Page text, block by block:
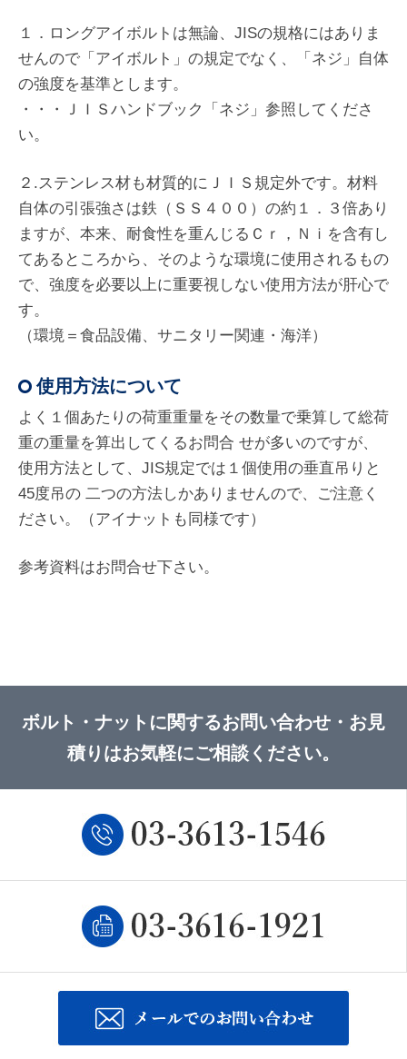
１．ロングアイボルトは無論、JISの規格にはありま
せんので「アイボルト」の規定でなく、「ネジ」自体
の強度を基準とします。
・・・ＪＩＳハンドブック「ネジ」参照してくださ
い。
２.ステンレス材も材質的にＪＩＳ規定外です。材料
自体の引張強さは鉄（ＳＳ４００）の約１．３倍あり
ますが、本来、耐食性を重んじるＣｒ，Ｎｉを含有し
てあるところから、そのような環境に使用されるもの
で、強度を必要以上に重要視しない使用方法が肝心で
す。
（環境＝食品設備、サニタリー関連・海洋）
使用方法について
よく１個あたりの荷重重量をその数量で乗算して総荷
重の重量を算出してくるお問合 せが多いのですが、
使用方法として、JIS規定では１個使用の垂直吊りと
45度吊の 二つの方法しかありませんので、ご注意く
ださい。（アイナットも同様です）
参考資料はお問合せ下さい。
ボルト・ナットに関するお問い合わせ・お見
積りはお気軽にご相談ください。